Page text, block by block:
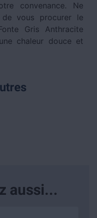
convenance. Ne
vous procurer le
Gris Anthracite
chaleur douce et
aussi...